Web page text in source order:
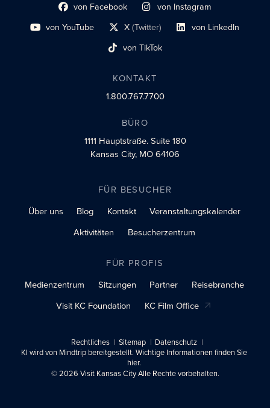
Link zum sozialen Profil
von Facebook Link zum sozialen Profil
von Instagram
Link zum sozialen Profil
von YouTube X(Twitter)
Social-Profil-Link Link zum sozialen Profil
von LinkedIn
Link zum sozialen Profil
von TikTok
KONTAKT
1.800.767.7700
BÜRO
1111 Hauptstraße.Suite 180
Kansas City, MO 64106
FÜR BESUCHER
Über uns
Blog Kontakt
Veranstaltungskalender
Aktivitäten
Besucherzentrum
FÜR PROFIS
Medienzentrum
Sitzungen Partner
Reisebranche
Visit KC Foundation
KC Film Office
Rechtliches Sitemap
Datenschutz
KI wird von Mindtrip bereitgestellt. Wichtige Informationen finden Sie
hier.
© 2026 Visit Kansas City Alle Rechte vorbehalten.